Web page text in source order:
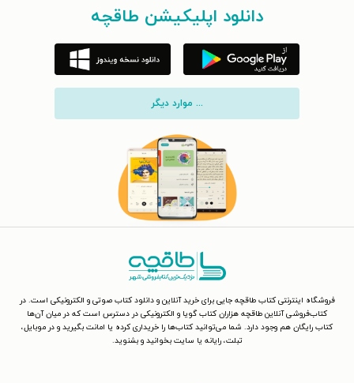
دانلود اپلیکیشن طاقچه
... موارد دیگر
فروشگاه اینترنتی کتاب طاقچه جایی برای خرید آنلاین و دانلود کتاب صوتی و الکترونیکی است. در
کتاب‌فروشی آنلاین طاقچه هزاران کتاب گویا و الکترونیکی در دسترس است که در میان آن‌ها
کتاب رایگان هم وجود دارد. شما می‌توانید کتاب‌ها را خریداری کرده یا امانت بگیرید و در موبایل،
تبلت، رایانه یا سایت بخوانید و بشنوید.